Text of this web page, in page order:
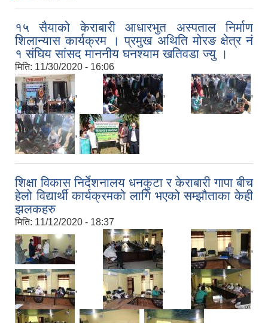
१५ सैयाको केराबारी आधारभुत अस्पताल निर्माण
शिलान्यास कार्यक्रम । प्रमुख अथिति मोरङ क्षेत्र नं
१ संघिय सांसद माननीय घनश्याम खतिवडा ज्यु ।
मिति: 11/30/2020 - 16:06
, , ,
,
शिक्षा विकास निर्देशनालय धनकुटा र केराबारी गापा बीच
हेलो विद्यार्थी कार्यक्रमको लागि भएको सम्झौताका केही
झलकहरु
मिति: 11/12/2020 - 18:37
, , ,
, , ,